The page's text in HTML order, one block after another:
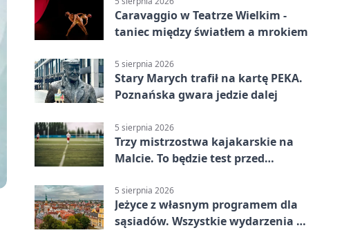
Caravaggio w Teatrze Wielkim -
taniec między światłem a mrokiem
5 sierpnia 2026
Stary Marych trafił na kartę PEKA.
Poznańska gwara jedzie dalej
5 sierpnia 2026
Trzy mistrzostwa kajakarskie na
Malcie. To będzie test przed
5 sierpnia 2026
Jeżyce z własnym programem dla
sąsiadów. Wszystkie wydarzenia są